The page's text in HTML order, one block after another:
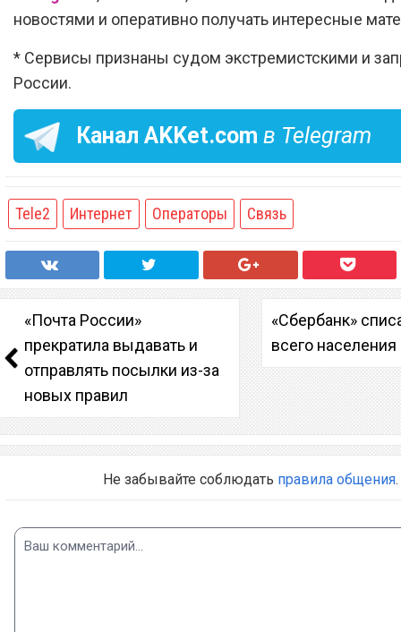
новостями и оперативно получать интересные
* Сервисы признаны судом экстремистскими и
России.
Канал AKKet.com в Telegram
Tele2 Интернет Операторы Связь
«Почта России»
прекратила выдавать и
отправлять посылки из-за
новых правил
«Сбербанк»
всего населения
Не забывайте соблюдать правила общения.